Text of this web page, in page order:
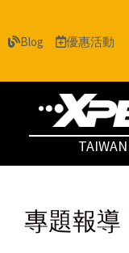
Blog 優惠活動
TAIWAN
專題報導